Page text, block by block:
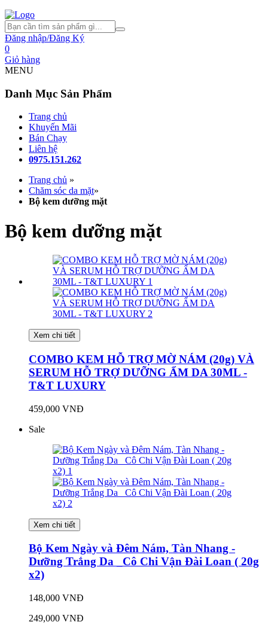
Đăng nhập/Đăng Ký
0
Giỏ hàng
MENU
Danh Mục Sản Phẩm
Trang chủ
Khuyến Mãi
Bán Chạy
Liên hệ
0975.151.262
Trang chủ »
Chăm sóc da mặt»
Bộ kem dưỡng mặt
Bộ kem dưỡng mặt
Xem chi tiết
COMBO KEM HỖ TRỢ MỜ NÁM (20g) VÀ
SERUM HỖ TRỢ DƯỠNG ẨM DA 30ML -
T&T LUXURY
459,000 VNĐ
Sale
Xem chi tiết
Bộ Kem Ngày và Đêm Nám, Tàn Nhang -
Dưỡng Trắng Da _Cô Chi Vận Đài Loan ( 20g
x2)
148,000 VNĐ
249,000 VNĐ